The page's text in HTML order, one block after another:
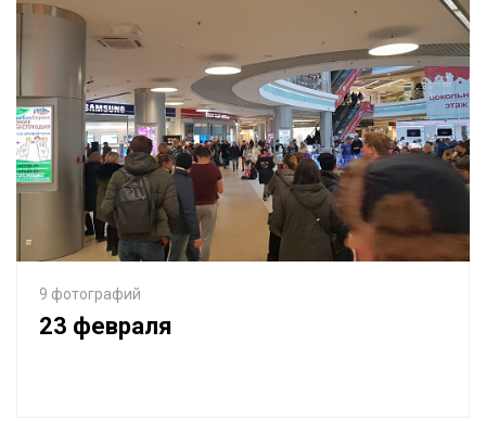
9 фотографий
23 февраля